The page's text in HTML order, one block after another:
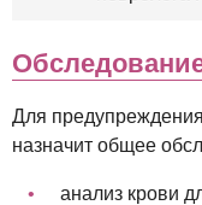
Для
назначит общее
анализ крови